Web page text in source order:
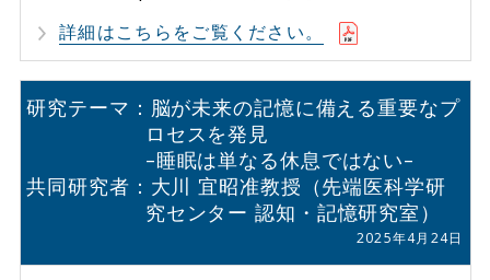
詳細はこちらをご覧ください。
研究テーマ：脳が未来の記憶に備える重要なプ
ロセスを発見
–睡眠は単なる休息ではない–
共同研究者：大川 宜昭准教授（先端医科学研
究センター 認知・記憶研究室）
2025年4月24日